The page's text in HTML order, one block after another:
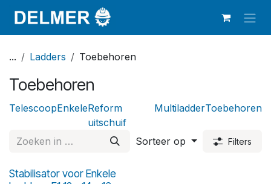
Overslaan naar inhoud
... Ladders Toebehoren
Toebehoren
TelescoopEnkeleReform
uitschuif
MultiladderToebehoren
Sorteer op Filters
Stabilisator voor Enkele